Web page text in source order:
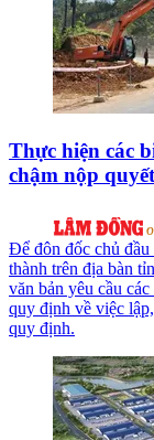
Thực hiện các
chậm nộp
Để đôn đốc chủ đầu
thành trên địa bàn
văn bản yêu cầu
quy định về việc
quy định.